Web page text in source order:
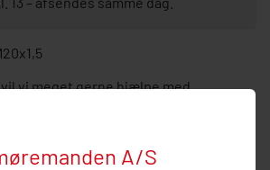
A/S
vil vi meget gerne hjælpe med